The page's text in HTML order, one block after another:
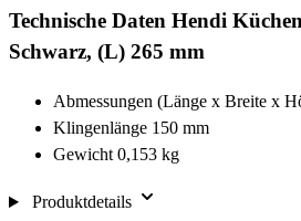
Technische Daten Hendi
Schwarz, (L) 265 mm
Abmessungen (Länge x Breite x
Klingenlänge 150 mm
Gewicht 0,153 kg
Produktdetails